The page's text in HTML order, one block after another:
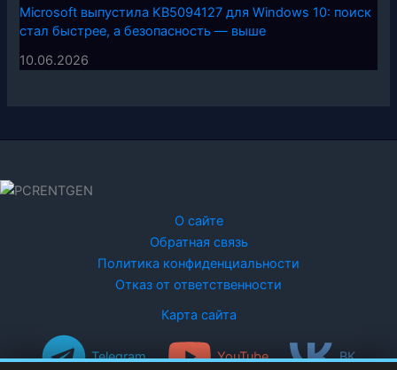
Microsoft выпустила KB5094127 для Windows 10: поиск
стал быстрее, а безопасность — выше
10.06.2026
О сайте
Обратная связь
Политика конфиденциальности
Отказ от ответственности
Карта сайта
Telegram YouTube ВК